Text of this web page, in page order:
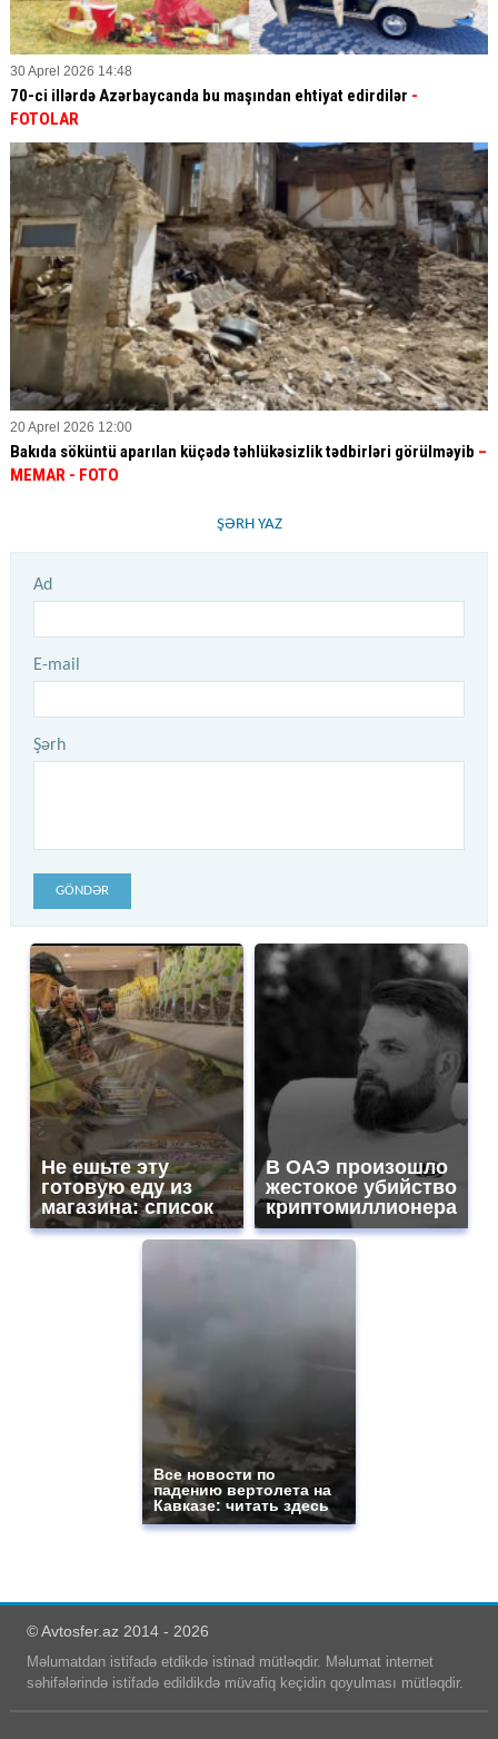
30 Aprel 2026 14:48
70-ci illərdə Azərbaycanda bu maşından ehtiyat edirdilər -
FOTOLAR
20 Aprel 2026 12:00
Bakıda söküntü aparılan küçədə təhlükəsizlik tədbirləri görülməyib –
MEMAR - FOTO
ŞƏRH YAZ
Ad
E-mail
Şərh
GÖNDƏR
Не ешьте эту
готовую еду из
магазина: список
В ОАЭ произошло
жестокое убийство
криптомиллионера
Все новости по
падению вертолета на
Кавказе: читать здесь
© Avtosfer.az 2014 - 2026
Məlumatdan istifadə etdikdə istinad mütləqdir. Məlumat internet
səhifələrində istifadə edildikdə müvafiq keçidin qoyulması mütləqdir.